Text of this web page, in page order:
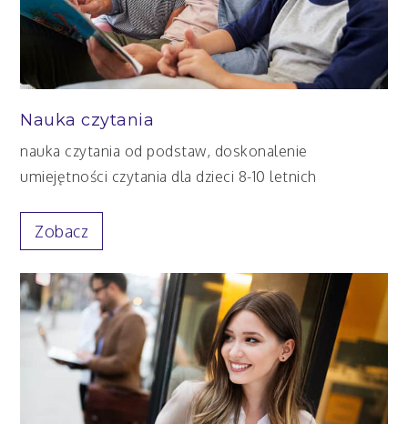
Nauka czytania
nauka czytania od podstaw, doskonalenie
umiejętności czytania dla dzieci 8-10 letnich
Zobacz